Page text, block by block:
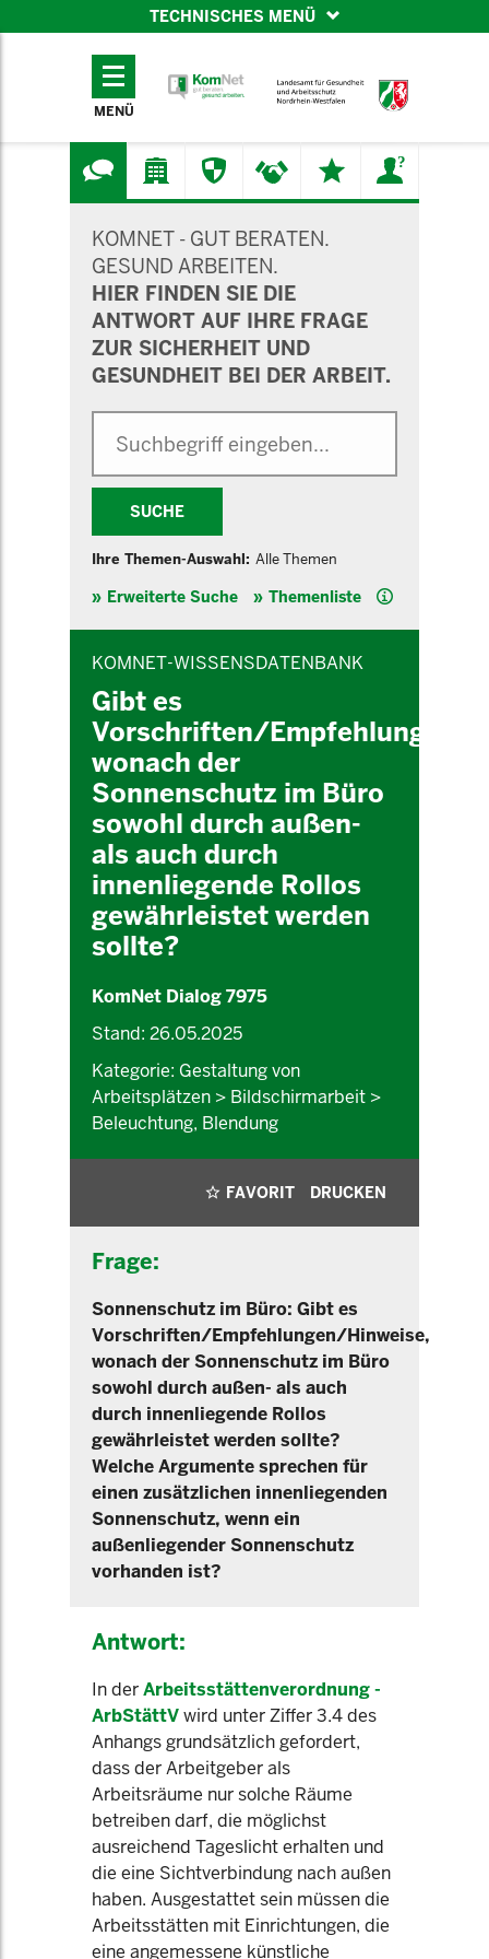
TECHNISCHES MENÜ
TECHNISCHES
MENÜ
KOMNET - GUT BERATEN.
GESUND ARBEITEN.
HIER FINDEN SIE DIE
ANTWORT AUF IHRE FRAGE
ZUR SICHERHEIT UND
GESUNDHEIT BEI DER ARBEIT.
SUCHE
Ihre Themen-Auswahl: Alle Themen
Erweiterte Suche Themenliste Hilfe
KOMNET-WISSENSDATENBANK
Gibt es
Vorschriften/Empfehlungen/
wonach der
Sonnenschutz im Büro
sowohl durch außen-
als auch durch
innenliegende Rollos
gewährleistet werden
sollte?
KomNet Dialog 7975
Stand: 26.05.2025
Kategorie: Gestaltung von
Arbeitsplätzen > Bildschirmarbeit >
Beleuchtung, Blendung
FAVORIT DRUCKEN
Frage:
Sonnenschutz im Büro: Gibt es
Vorschriften/Empfehlungen/Hinweise,
wonach der Sonnenschutz im Büro
sowohl durch außen- als auch
durch innenliegende Rollos
gewährleistet werden sollte?
Welche Argumente sprechen für
einen zusätzlichen innenliegenden
Sonnenschutz, wenn ein
außenliegender Sonnenschutz
vorhanden ist?
Antwort:
In derArbeitsstättenverordnung -
ArbStättVwird unter Ziffer 3.4 des
Anhangs grundsätzlich gefordert,
dass der Arbeitgeber als
Arbeitsräume nur solche Räume
betreiben darf, die möglichst
ausreichend Tageslicht erhalten und
die eine Sichtverbindung nach außen
haben. Ausgestattet sein müssen die
Arbeitsstätten mit Einrichtungen, die
eine angemessene künstliche